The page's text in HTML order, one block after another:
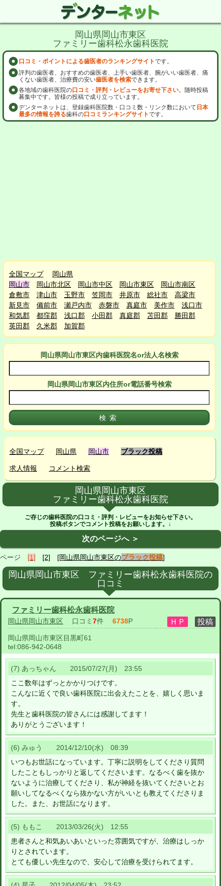
岡山県岡山市東区
ファミリー歯科松永歯科医院
口コミ・ポイントによる歯医者のランキングサイトです。
評判の歯医者、おすすめの歯医者、上手い歯医者、腕がいい歯医者、痛
くない歯医者、治療費の安い歯医者を検索できます。
各地域の歯科医院の口コミ・評判・レビューをお寄せ下さい。随時投稿
募集中です。皆様の投稿で成り立っています。
デンターネットは、登録歯科医院数・口コミ数・リンク数において 日本
最多の情報を誇る歯科の口コミランキングサイトです。
全国マップ
岡山県
岡山市
岡山市北区 岡山市中区 岡山市東区
岡山市南区
倉敷市
津山市 玉野市 笠岡市 井原市 総社市
高梁市
新見市
備前市 瀬戸内市 赤磐市 真庭市 美作市
浅口市
和気郡
都窪郡 浅口郡 小田郡 真庭郡 苫田郡
勝田郡
英田郡
久米郡 加賀郡
岡山県岡山市東区内歯科医院名or法人名検索
岡山県岡山市東区内住所or電話番号検索
全国マップ 岡山県 岡山市 ブラック投稿
求人情報 コメント検索
岡山県岡山市東区
ファミリー歯科松永歯科医院
ご存じの歯科医院の口コミ・評判・レビューをお知らせ下さい。
投稿ボタンでコメント投稿をお願いします。↓
次のページへ ＞
ページ [1] [2] [岡山県岡山市東区のブラック投稿]
岡山県岡山市東区 ファミリー歯科松永歯科医院の
口コミ
ファミリー歯科松永歯科医院
岡山県岡山市東区 口コミ 7件 6738P
岡山県岡山市東区目黒町61
tel:086-942-0648
(7) あっちゃん 2015/07/27(月) 23:55
ここ数年はずっとかかりつけです。
こんなに近くで良い歯科医院に出会えたことを、嬉しく思いま
す。
先生と歯科医院の皆さんには感謝してます！
ありがとうございます！
(6) みゅう 2014/12/10(水) 08:39
いつもお世話になっています。丁寧に説明をしてくださり質問
したこともしっかりと返してくださいます。なるべく歯を抜か
ないように治療してくださり、私が神経を抜いてくださいとお
願いしてなるべくなら抜かない方がいいとも教えてくださりま
した。また、お世話になります。
(5) ももこ 2013/03/26(火) 12:55
患者さんと和気あいあいといった雰囲気ですが、治療はしっか
りとされています。
とても優しい先生なので、安心して治療を受けられてます。